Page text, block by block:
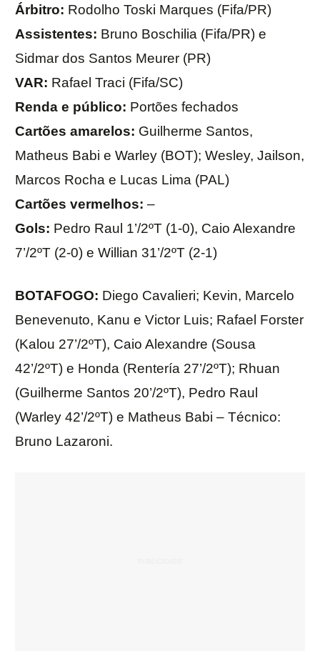
Árbitro: Rodolho Toski Marques (Fifa/PR)
Assistentes: Bruno Boschilia (Fifa/PR) e
Sidmar dos Santos Meurer (PR)
VAR: Rafael Traci (Fifa/SC)
Renda e público: Portões fechados
Cartões amarelos: Guilherme Santos,
Matheus Babi e Warley (BOT); Wesley, Jailson,
Marcos Rocha e Lucas Lima (PAL)
Cartões vermelhos: –
Gols: Pedro Raul 1’/2ºT (1-0), Caio Alexandre
7’/2ºT (2-0) e Willian 31’/2ºT (2-1)
BOTAFOGO: Diego Cavalieri; Kevin, Marcelo
Benevenuto, Kanu e Victor Luis; Rafael Forster
(Kalou 27’/2ºT), Caio Alexandre (Sousa
42’/2ºT) e Honda (Rentería 27’/2ºT); Rhuan
(Guilherme Santos 20’/2ºT), Pedro Raul
(Warley 42’/2ºT) e Matheus Babi – Técnico:
Bruno Lazaroni.